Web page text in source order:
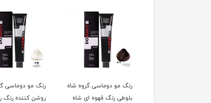
رنگ مو دوماسی گروه شاه
بلوطی رنگ قهوه ای شاه
رنگ مو دوماسی
روشن کننده رنگ